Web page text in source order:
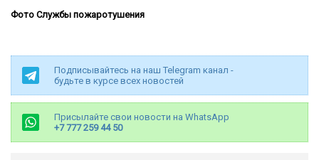
Фото Службы пожаротушения
Подписывайтесь на наш Telegram канал -
будьте в курсе всех новостей
Присылайте свои новости на WhatsApp
+7 777 259 44 50